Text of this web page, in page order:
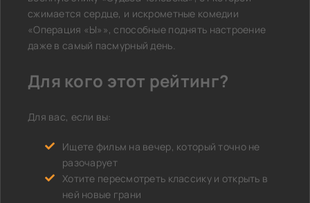
сжимается сердце, и искрометные комедии
«Операция «Ы»», способные поднять настроение
даже в самый пасмурный день.
Для кого этот рейтинг?
Для вас, если вы:
Ищете фильм на вечер, который точно не
разочарует
Хотите пересмотреть классику и открыть в
ней новые грани